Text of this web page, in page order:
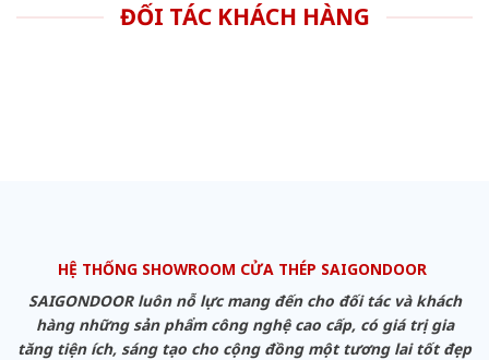
ĐỐI TÁC KHÁCH HÀNG
HỆ THỐNG SHOWROOM CỬA THÉP SAIGONDOOR
SAIGONDOOR luôn nỗ lực mang đến cho đối tác và khách
hàng những sản phẩm công nghệ cao cấp, có giá trị gia
tăng tiện ích, sáng tạo cho cộng đồng một tương lai tốt đẹp